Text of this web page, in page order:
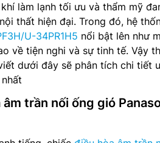
làm lạnh tối ưu và thẩm mỹ
thất hiện đại. Trong đó, hệ
U-34PR1H5 nổi bật lên như
về tiện nghi và sự tinh tế. Vậy
dưới đây sẽ phân tích chi tiết
trần nối ống gió